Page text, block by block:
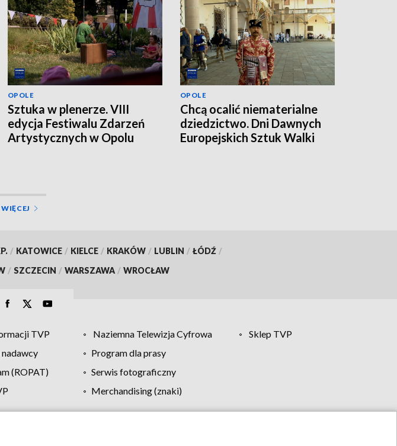
OPOLE
Sztuka w plenerze. VIII
edycja Festiwalu Zdarzeń
Artystycznych w Opolu
OPOLE
Chcą ocalić niematerialne
dziedzictwo. Dni Dawnych
Europejskich Sztuk Walki
/ KATOWICE / KIELCE / KRAKÓW / LUBLIN / ŁÓDŹ /
/ SZCZECIN / WARSZAWA / WROCŁAW
TVP Naziemna Telewizja Cyfrowa
Sklep TVP
Program dla prasy
(ROPAT)
Serwis fotograficzny
Merchandising (znaki)